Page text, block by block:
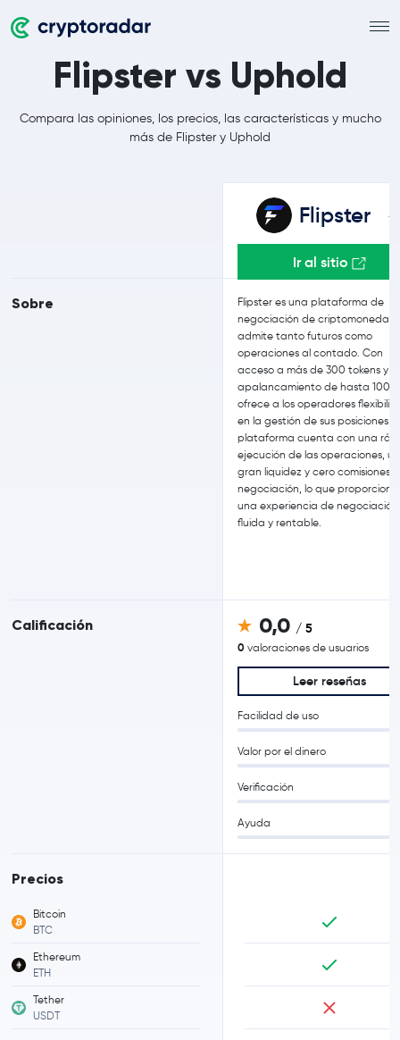
Flipster vs Uphold
Compara las opiniones, los precios, las características y mucho
más de Flipster y Uphold
Sobre
Calificación
Precios
Bitcoin
BTC
Ethereum
ETH
Tether
USDT
Flipster
Ir al sitio
Flipster es una plataforma de
negociación de criptomonedas
admite tanto futuros como
operaciones al contado. Con
acceso a más de 300 tokens y
apalancamiento de hasta 100x,
ofrece a los operadores
en la gestión de sus posiciones.
plataforma cuenta con una
ejecución de las operaciones,
gran liquidez y cero comisiones
negociación, lo que proporciona
una experiencia de negociación
fluida y rentable.
0,0 / 5
0 valoraciones de usuarios
Leer reseñas
Facilidad de uso
Valor por el dinero
Verificación
Ayuda